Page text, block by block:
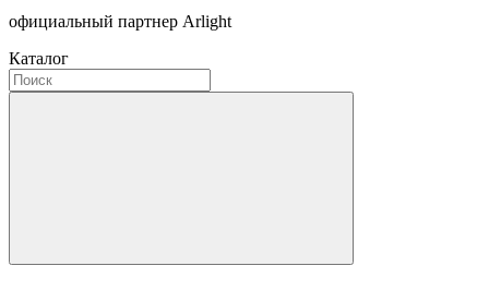
официальный партнер Arlight
Каталог